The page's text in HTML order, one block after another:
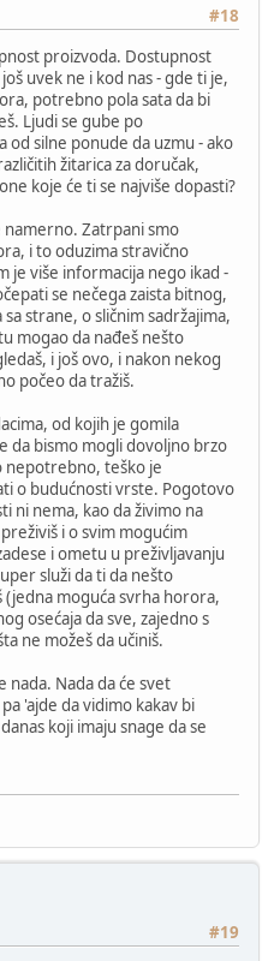
#18
proizvoda. Dostupnost
uvek ne i kod nas - gde ti je,
potrebno pola sata da bi
Ljudi se gube po
silne ponude da uzmu - ako
žitarica za doručak,
koje će ti se najviše dopasti?
namerno. Zatrpani smo
i to oduzima stravično
je više informacija nego ikad -
se nečega zaista bitnog,
strane, o sličnim sadržajima,
mogao da nađeš nešto
i još ovo, i nakon nekog
počeo da tražiš.
od kojih je gomila
da bismo mogli dovoljno brzo
teško je
o budućnosti vrste. Pogotovo
ni nema, kao da živimo na
i o svim mogućim
i ometu u preživljavanju
služi da ti da nešto
(jedna moguća svrha horora,
osećaja da sve, zajedno s
ne možeš da učiniš.
nada. Nada da će svet
'ajde da vidimo kakav bi
koji imaju snage da se
#19